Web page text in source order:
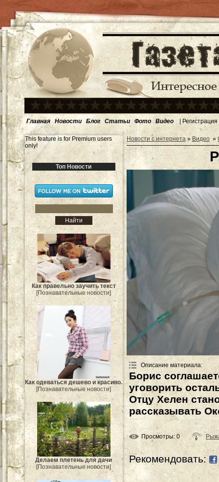
Главная Новости Блог Статьи Фото Видео | Регистрация
This feature is for Premium users
only!
Топ Новости
Как правельно заучить текст
[Познавательные новости]
Как одеваться дешево и красиво.
[Познавательные новости]
Делаем плетень для дачи
[Познавательные новости]
Новости с интернета » Видео »
Описание материала:
Борис
уговорить
Отцу Хелен
рассказывать
Просмотры: 0
Рекомендовать: